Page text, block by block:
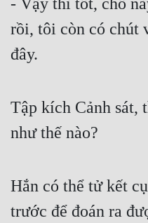
- Vậy thì tốt, chỗ
rồi, tôi còn có chút
đây.
Tập kích Cảnh sát,
như thế nào?
Hắn có thể tử kết
trước để đoán ra